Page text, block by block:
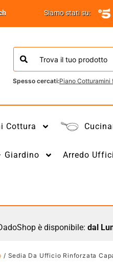
Siamo stati su:
Spesso cercati:Piano Cotturamini
Cottura
Giardino Arredo
è disponibile: dal
/ Sedia Da Ufficio Rinforzata